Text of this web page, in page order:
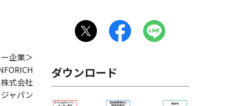
企業＞
式会社
ャパン
ダウンロード